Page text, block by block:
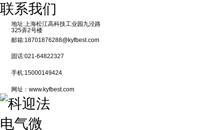
联系我们
地址:上海松江高科技工业园九泾路
325弄2号楼
邮箱:18701876288@kyfbest.com
固话:021-64822327
手机:15000149424
网址：www.kyfbest.com